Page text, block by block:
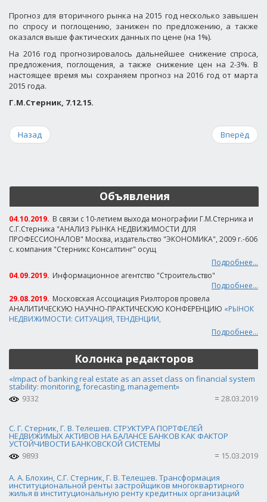
Прогноз для вторичного рынка на 2015 год несколько завышен
по спросу и поглощению, занижен по предложению, а также
оказался выше фактических данных по цене (на 1%).
На 2016 год прогнозировалось дальнейшее снижение спроса,
предложения, поглощения, а также снижение цен на 2-3%. В
настоящее время мы сохраняем прогноз на 2016 год от марта
2015 года.
Г.М.Стерник, 7.12.15.
Назад Вперёд
Объявления
04.10.2019. В связи с 10-летием выхода монографии Г.М.Стерника и
С.Г.Стерника "АНАЛИЗ РЫНКА НЕДВИЖИМОСТИ ДЛЯ
ПРОФЕССИОНАЛОВ" Москва, издательство "ЭКОНОМИКА", 2009 г.-606
с. компания "Стерникс Консалтинг" осущ
Подробнее...
04.09.2019. Информационное агентство "Строительство"
Подробнее...
29.08.2019. Московская Ассоциация Риэлторов провела
АНАЛИТИЧЕСКУЮ НАУЧНО-ПРАКТИЧЕСКУЮ КОНФЕРЕНЦИЮ «РЫНОК
НЕДВИЖИМОСТИ: СИТУАЦИЯ, ТЕНДЕНЦИИ,
Подробнее...
Колонка редакторов
«Impact of banking real estate as an asset class on financial system
stability: monitoring, forecasting, management»
9332
28.03.2019
С. Г. Стерник, Г. В. Телешев. СТРУКТУРА ПОРТФЕЛЕЙ
НЕДВИЖИМЫХ АКТИВОВ НА БАЛАНСЕ БАНКОВ КАК ФАКТОР
УСТОЙЧИВОСТИ БАНКОВСКОЙ СИСТЕМЫ
9893
15.03.2019
А. А. Блохин, С.Г. Стерник, Г. В. Телешев. Трансформация
институциональной ренты застройщиков многоквартирного
жилья в институциональную ренту кредитных организаций